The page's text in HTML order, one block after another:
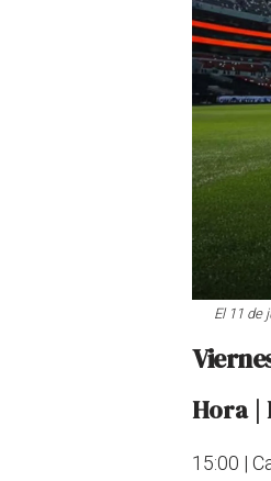
El 11 de
Hora |
15:00 |